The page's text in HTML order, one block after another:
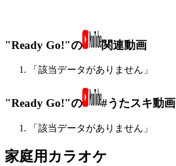
"Ready Go!"の 関連動画
「該当データがありません」
"Ready Go!"の #うたスキ動画
「該当データがありません」
家庭用カラオケ